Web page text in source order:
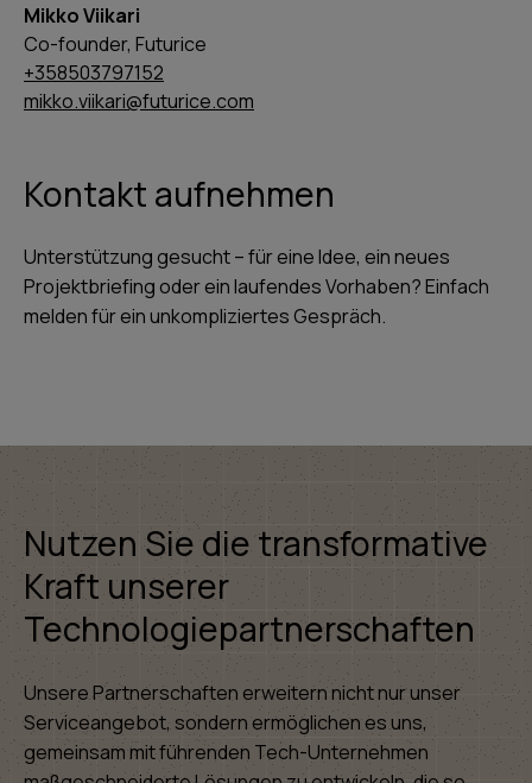
Mikko Viikari
Co-founder, Futurice
+358503797152
mikko.viikari@futurice.com
Kontakt aufnehmen
Unterstützung gesucht – für eine Idee, ein neues
Projektbriefing oder ein laufendes Vorhaben? Einfach
melden für ein unkompliziertes Gespräch.
Nutzen Sie die transformative
Kraft unserer
Technologiepartnerschaften
Unsere Partnerschaften erweitern nicht nur unser
Serviceangebot, sondern ermöglichen es uns,
gemeinsam mit führenden Tech-Unternehmen